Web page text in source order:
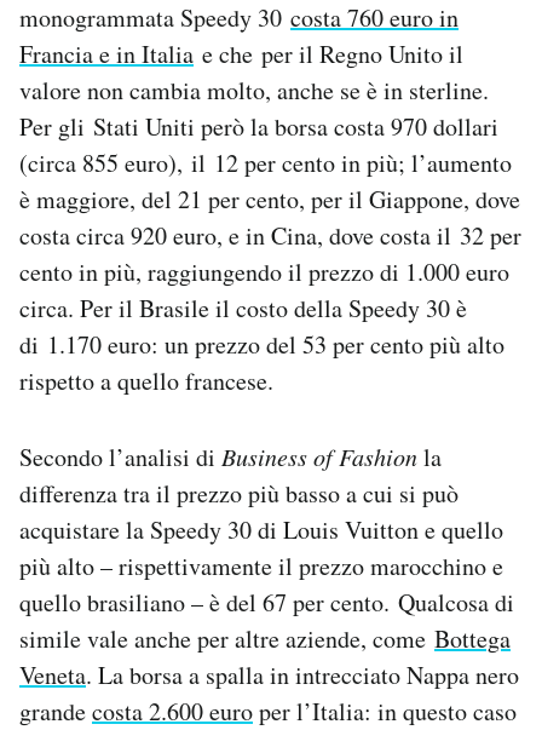
monogrammata Speedy 30 costa 760 euro in
Francia e in Italia e che per il Regno Unito il
valore non cambia molto, anche se è in sterline.
Per gli Stati Uniti però la borsa costa 970 dollari
(circa 855 euro), il 12 per cento in più; l’aumento
è maggiore, del 21 per cento, per il Giappone, dove
costa circa 920 euro, e in Cina, dove costa il 32 per
cento in più, raggiungendo il prezzo di 1.000 euro
circa. Per il Brasile il costo della Speedy 30 è
di 1.170 euro: un prezzo del 53 per cento più alto
rispetto a quello francese.
Secondo l’analisi di Business of Fashionla
differenza tra il prezzo più basso a cui si può
acquistare la Speedy 30 di Louis Vuitton e quello
più alto – rispettivamente il prezzo marocchino e
quello brasiliano – è del 67 per cento. Qualcosa di
simile vale anche per altre aziende, come Bottega
Veneta. La borsa a spalla in intrecciato Nappa nero
grandecosta 2.600 europer l’Italia: in questo caso